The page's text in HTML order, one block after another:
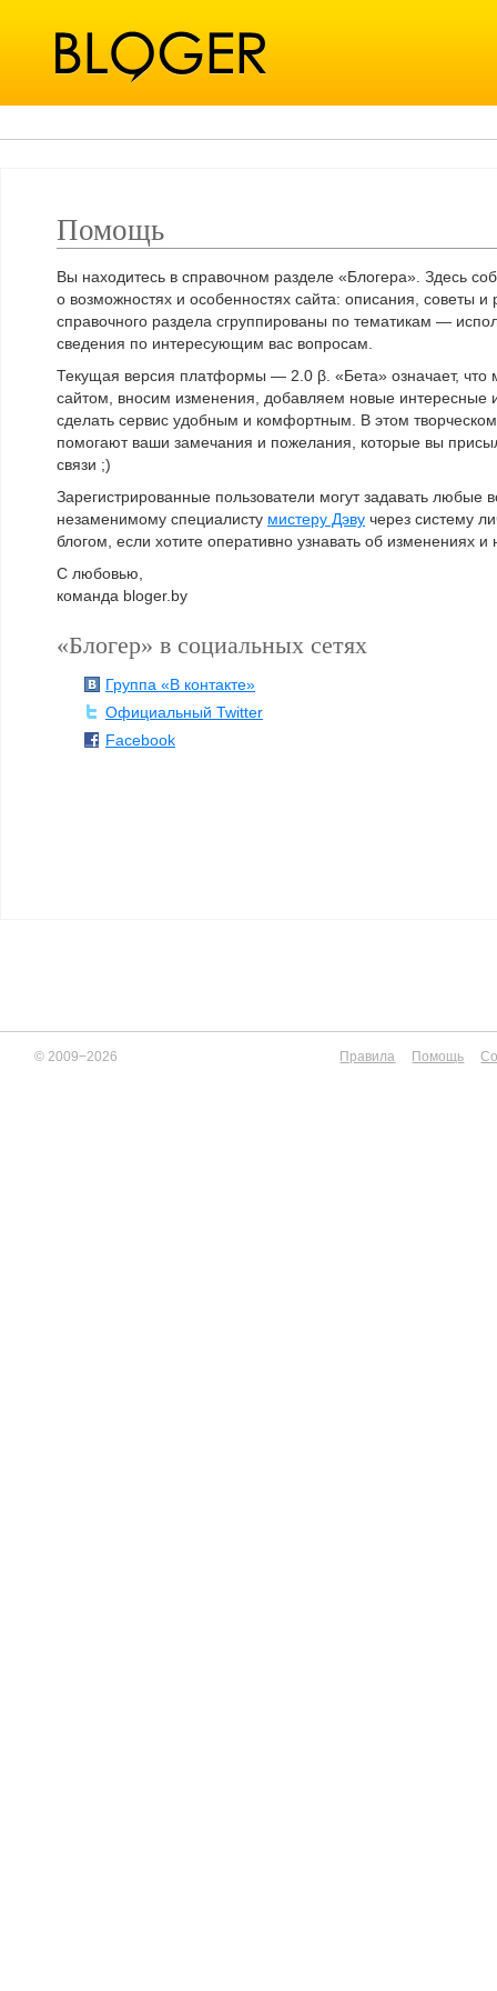
Помощь
Вы находитесь в справочном разделе «Блогера». Здесь
о возможностях и особенностях сайта: описания, советы
справочного раздела сгруппированы по тематикам —
сведения по интересующим вас вопросам.
Текущая версия платформы — 2.0 β. «Бета» означает, что
сайтом, вносим изменения, добавляем новые
сделать сервис удобным и комфортным. В этом
помогают ваши замечания и пожелания, которые вы
связи ;)
Зарегистрированные пользователи могут задавать
незаменимому специалисту мистеру Дэву через систему
блогом, если хотите оперативно узнавать об изменениях
С любовью,
команда bloger.by
«Блогер» в социальных сетях
Группа «В контакте»
Официальный Twitter
Facebook
© 2009−2026 Правила Помощь